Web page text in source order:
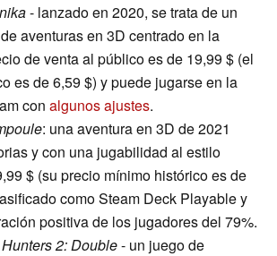
- lanzado en 2020, se trata de un
aventuras en 3D centrado en la
de venta al público es de 19,99 $ (el
es de 6,59 $) y puede jugarse en la
con algunos ajustes.
: una aventura en 3D de 2021
y con una jugabilidad al estilo
$ (su precio mínimo histórico es de
como Steam Deck Playable y
positiva de los jugadores del 79%.
2: Double- un juego de